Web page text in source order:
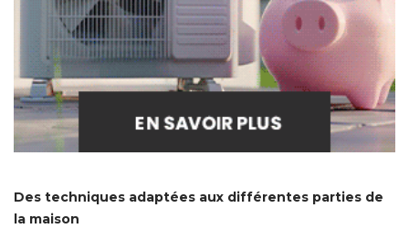
Des techniques adaptées aux différentes parties de
la maison